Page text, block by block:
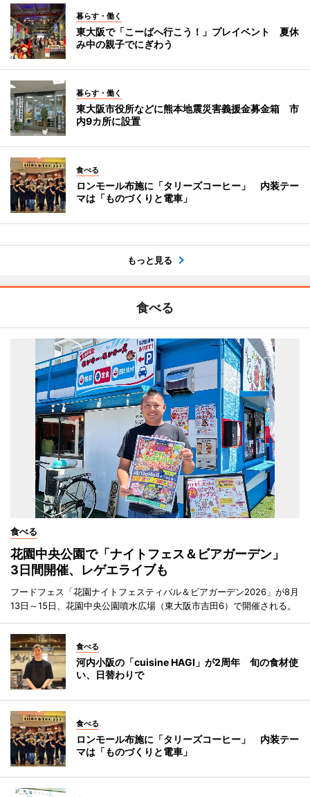
暮らす・働く
東大阪で「こーばへ行こう！」プレイベント 夏休
み中の親子でにぎわう
暮らす・働く
東大阪市役所などに熊本地震災害義援金募金箱 市
内9カ所に設置
食べる
ロンモール布施に「タリーズコーヒー」 内装テー
マは「ものづくりと電車」
もっと見る
食べる
食べる
花園中央公園で「ナイトフェス＆ビアガーデン」
3日間開催、レゲエライブも
フードフェス「花園ナイトフェスティバル＆ビアガーデン2026」が8月
13日～15日、花園中央公園噴水広場（東大阪市吉田6）で開催される。
食べる
河内小阪の「cuisine HAGI」が2周年 旬の食材使
い、日替わりで
食べる
ロンモール布施に「タリーズコーヒー」 内装テー
マは「ものづくりと電車」